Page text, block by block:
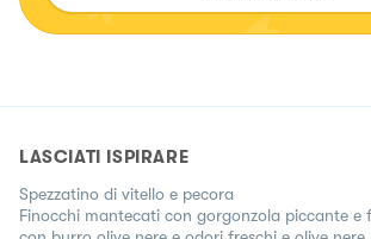
LASCIATI ISPIRARE
Spezzatino di vitello e pecora
Finocchi mantecati con gorgonzola piccante e